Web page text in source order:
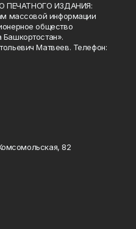
ПЕЧАТНОГО ИЗДАНИЯ:
массовой информации
общество
Матвеев. Телефон:
82